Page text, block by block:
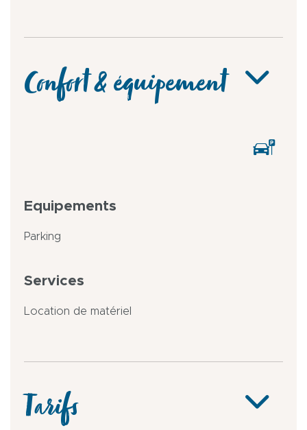
Confort & équipement
Equipements
Parking
Services
Location de matériel
Tarifs